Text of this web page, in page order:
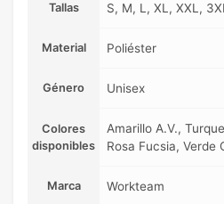
Tallas S, M, L, XL, XXL,
Material Poliéster
Género Unisex
Colores
disponibles
Amarillo A.V.,
Rosa Fucsia, Verde
Marca Workteam